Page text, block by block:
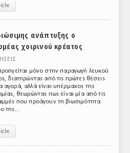
ανάπτυξης ο
χοιρινού κρέατος
μόνο στην παραγωγή λευκού
διατηρώντας από τις πρώτες θέσεις
αγορά, αλλά είναι υπέρμαχος της
θεωρώντας πως είναι μία από τις
που προάγουν τη βιωσιμότητα
της...